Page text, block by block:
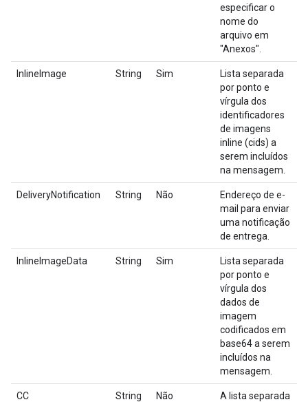
especificar o
nome do
arquivo em
"Anexos".
InlineImage String Sim
Lista separada
por ponto e
vírgula dos
identificadores
de imagens
inline (cids) a
serem incluídos
na mensagem.
DeliveryNotification String Não
Endereço de e-
mail para enviar
uma notificação
de entrega.
InlineImageData String Sim
Lista separada
por ponto e
vírgula dos
dados de
imagem
codificados em
base64 a serem
incluídos na
mensagem.
CC String Não
A lista separada